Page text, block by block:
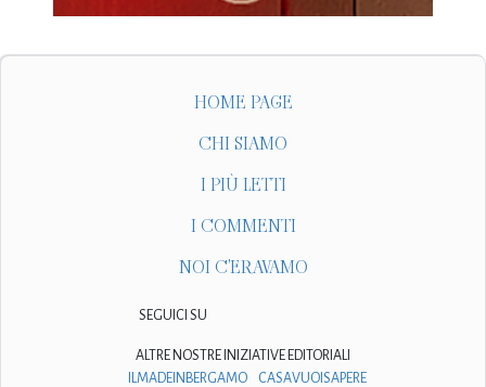
HOME PAGE
CHI SIAMO
I PIÙ LETTI
I COMMENTI
NOI C'ERAVAMO
SEGUICI SU
ALTRE NOSTRE INIZIATIVE EDITORIALI
ILMADEINBERGAMO
CASAVUOISAPERE